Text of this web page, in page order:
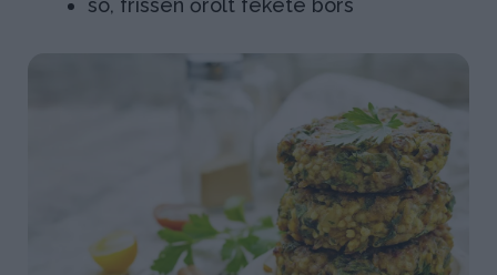
só, frissen őrölt fekete bors